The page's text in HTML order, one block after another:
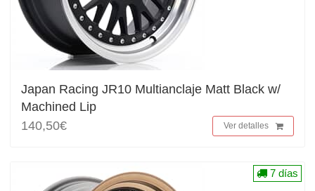
Japan Racing JR10 Multianclaje Matt Black w/
Machined Lip
140,50€
Ver detalles
7 días